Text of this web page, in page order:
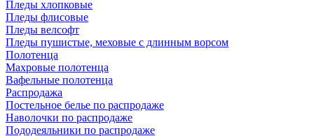
Пледы хлопковые
Пледы флисовые
Пледы велсофт
Пледы пушистые, меховые с длинным ворсом
Полотенца
Махровые полотенца
Вафельные полотенца
Распродажа
Постельное белье по распродаже
Наволочки по распродаже
Пододеяльники по распродаже